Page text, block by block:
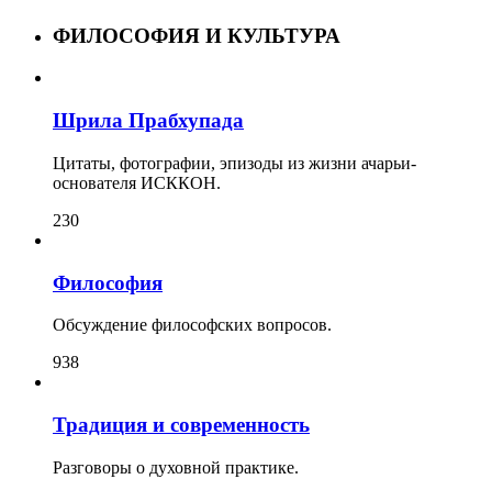
ФИЛОСОФИЯ И КУЛЬТУРА
Шрила Прабхупада
Цитаты, фотографии, эпизоды из жизни ачарьи-
основателя ИСККОН.
230
Философия
Обсуждение философских вопросов.
938
Традиция и современность
Разговоры о духовной практике.